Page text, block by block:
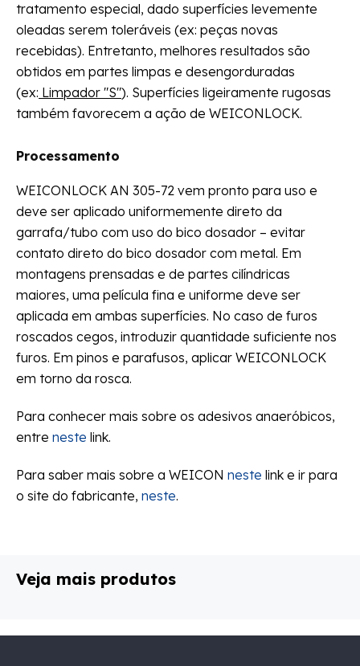
tratamento especial, dado superfícies levemente
oleadas serem toleráveis (ex: peças novas
recebidas). Entretanto, melhores resultados são
obtidos em partes limpas e desengorduradas
(ex: Limpador "S"). Superfícies ligeiramente rugosas
também favorecem a ação de WEICONLOCK.
Processamento
WEICONLOCK AN 305-72 vem pronto para uso e
deve ser aplicado uniformemente direto da
garrafa/tubo com uso do bico dosador – evitar
contato direto do bico dosador com metal. Em
montagens prensadas e de partes cilíndricas
maiores, uma película fina e uniforme deve ser
aplicada em ambas superfícies. No caso de furos
roscados cegos, introduzir quantidade suficiente nos
furos. Em pinos e parafusos, aplicar WEICONLOCK
em torno da rosca.
Para conhecer mais sobre os adesivos anaeróbicos,
entre neste link.
Para saber mais sobre a WEICON neste link e ir para
o site do fabricante, neste.
Veja mais produtos